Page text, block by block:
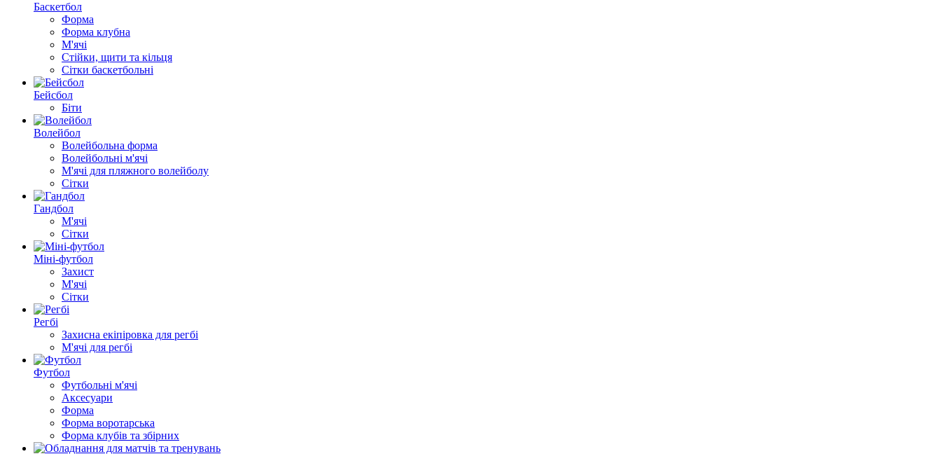
Баскетбол
Форма
Форма клубна
М'ячі
Стійки, щити та кільця
Сітки баскетбольні
Бейсбол
Біти
Волейбол
Волейбольна форма
Волейбольні м'ячі
М'ячі для пляжного волейболу
Сітки
Гандбол
М'ячі
Сітки
Міні-футбол
Захист
М'ячі
Сітки
Регбі
Захисна екіпіровка для регбі
М'ячі для регбі
Футбол
Футбольні м'ячі
Аксесуари
Форма
Форма воротарська
Форма клубів та збірних